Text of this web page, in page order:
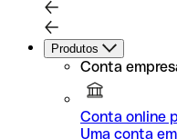
Produtos
Conta
Conta online
Uma conta